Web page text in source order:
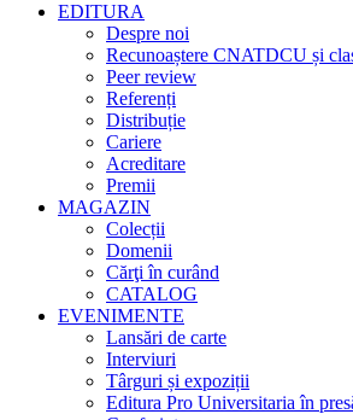
EDITURA
Despre noi
Recunoaștere CNATDCU și
Peer review
Referenți
Distribuție
Cariere
Acreditare
Premii
MAGAZIN
Colecții
Domenii
Cărţi în curând
CATALOG
EVENIMENTE
Lansări de carte
Interviuri
Târguri și expoziții
Editura Pro Universitaria în